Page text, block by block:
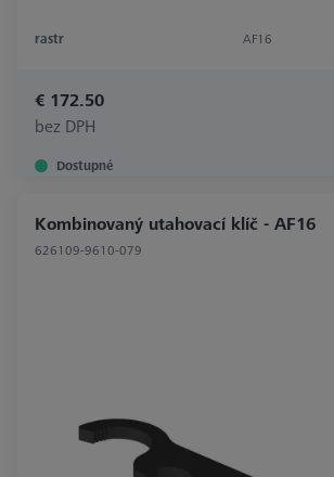
rastr AF16
€ 172.50
bez DPH
Dostupné
Kombinovaný utahovací klíč - AF16
626109-9610-079